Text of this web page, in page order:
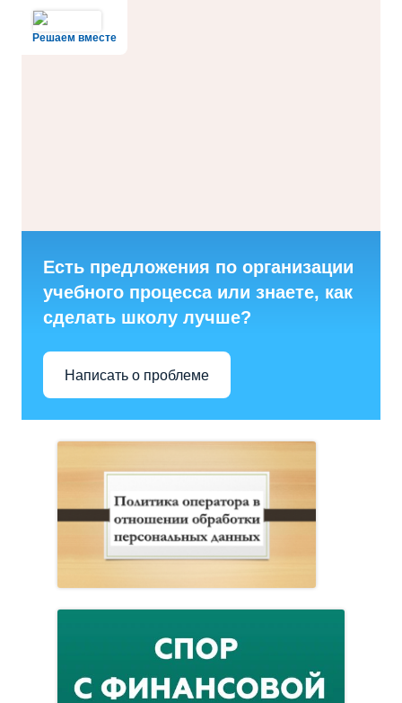
Решаем вместе
Есть предложения по организации
учебного процесса или знаете, как
сделать школу лучше?
Написать о проблеме